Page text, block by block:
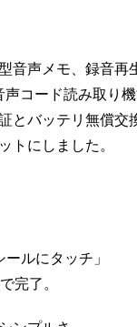
音声メモ、録音再
コード読み取り
とバッテリ無償交
トにしました。
ルにタッチ」
完了。